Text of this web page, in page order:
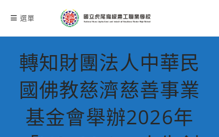
選單
轉知財團法人中華民
國佛教慈濟慈善事業
基金會舉辦2026年